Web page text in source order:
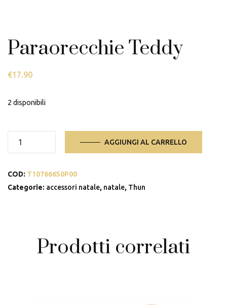
Paraorecchie Teddy
€17.90
2 disponibili
Paraorecchie
AGGIUNGI AL CARRELLO
COD: T10766650P00
Categorie: accessori natale, natale, Thun
Prodotti correlati